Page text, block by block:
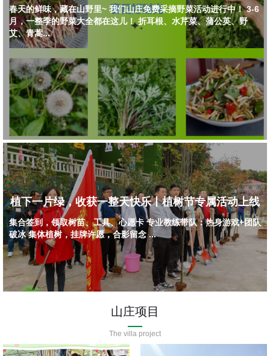
春天的鲜味，藏在山野里~ 我们山庄免费采摘野菜活动进行中！ 3-6
月，一整季的野菜大全都在这儿！ 折耳根、水芹菜、蒲公英、野
艾、青蒿...
植下一片绿，收获一整天快乐丨植树节专属活动上线
集合签到，领取树苗、工具、心愿卡 专业教练带队：热身游戏+团队
破冰 集体植树，挂牌许愿，合影留念 ...
山庄项目
The villa project